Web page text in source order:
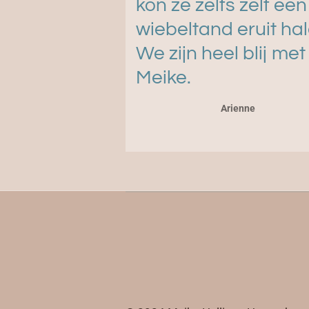
kon ze zelfs zelf een
wiebeltand eruit
We zijn heel blij met
Meike.
Arienne